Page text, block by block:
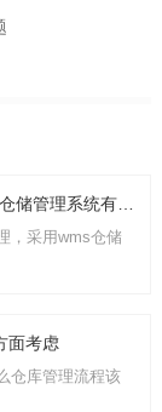
，采用wms仓储
面考虑
仓库管理流程该